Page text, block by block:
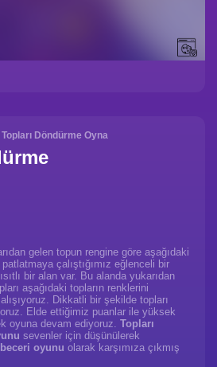
Topları Döndürme Oyna
gelen topun rengine göre aşağıdaki
çalıştığımız eğlenceli bir
bir alan var. Bu alanda yukarıdan
aşağıdaki topların renklerini
Dikkatli bir şekilde topları
Elde ettiğimiz puanlar ile yüksek
oyuna devam ediyoruz. Topları
sevenler için düşünülerek
beceri oyunu olarak karşımıza çıkmış